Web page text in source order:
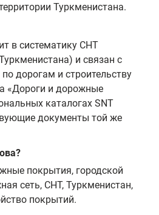
Туркменистана.
в систематику СНТ
и связан с
дорогам и строительству
«Дороги и дорожные
каталогах SNT
документы той же
покрытия, городской
сеть, СНТ, Туркменистан,
покрытий.